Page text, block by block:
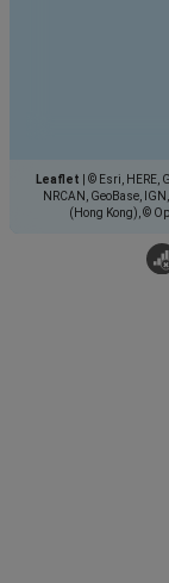
Leaflet
© Esri, HERE,
NRCAN, GeoBase,
(Hong Kong), ©